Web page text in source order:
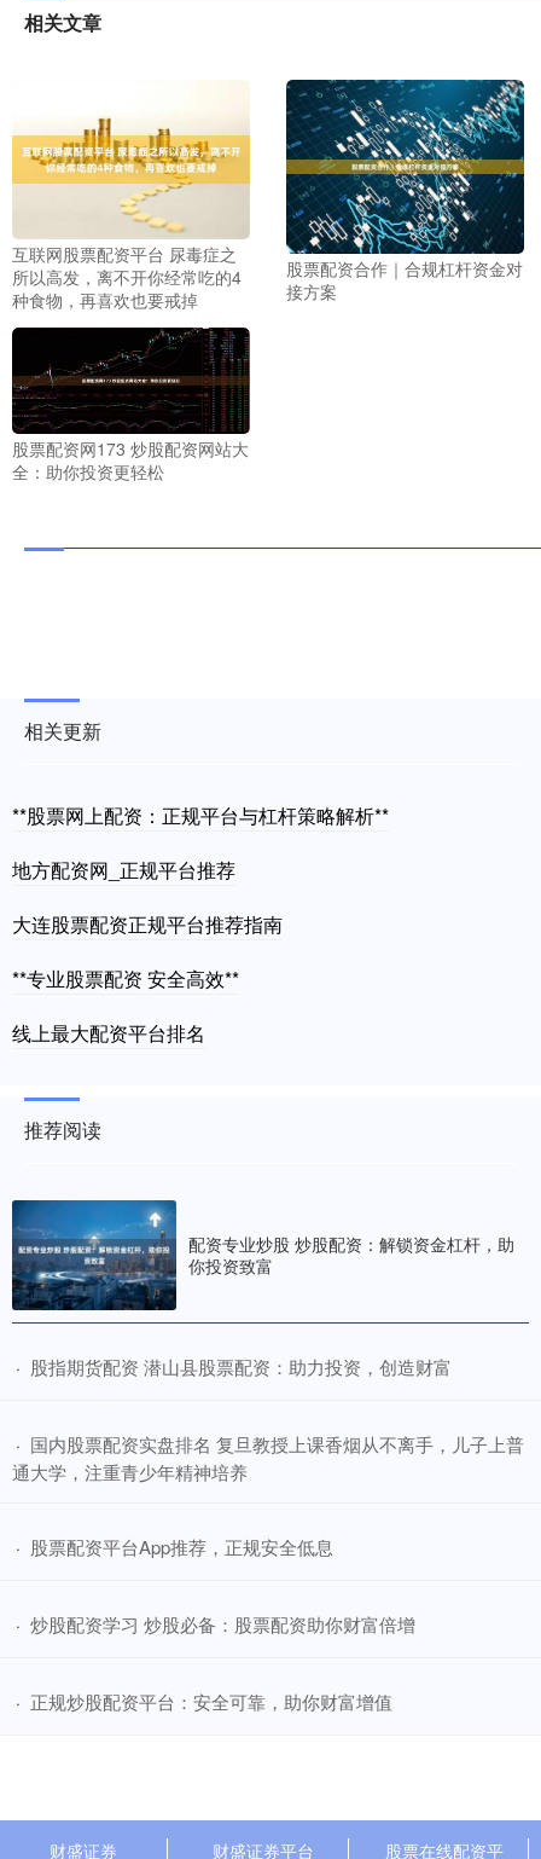
相关文章
互联网股票配资平台 尿毒症之
所以高发，离不开你经常吃的4
种食物，再喜欢也要戒掉
股票配资合作｜合规杠杆资金对
接方案
股票配资网173 炒股配资网站大
全：助你投资更轻松
相关更新
**股票网上配资：正规平台与杠杆策略解析**
地方配资网_正规平台推荐
大连股票配资正规平台推荐指南
**专业股票配资 安全高效**
线上最大配资平台排名
推荐阅读
配资专业炒股 炒股配资：解锁资金杠杆，助
你投资致富
· ​股指期货配资 潜山县股票配资：助力投资，创造财富
· ​国内股票配资实盘排名 复旦教授上课香烟从不离手，儿子上普
通大学，注重青少年精神培养
· ​股票配资平台App推荐，正规安全低息
· ​炒股配资学习 炒股必备：股票配资助你财富倍增
· ​正规炒股配资平台：安全可靠，助你财富增值
财盛证券 财盛证券平台 股票在线配资平